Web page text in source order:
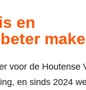
en
voor de Houtense
en sinds 2024